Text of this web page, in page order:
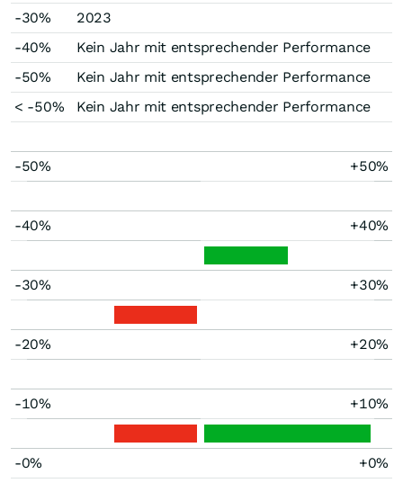
-30%
2023
-40%
Kein Jahr mit entsprechender Performance
-50%
Kein Jahr mit entsprechender Performance
< -50%
Kein Jahr mit entsprechender Performance
-50% +50%
-40% +40%
-30% +30%
-20% +20%
-10% +10%
-0% +0%